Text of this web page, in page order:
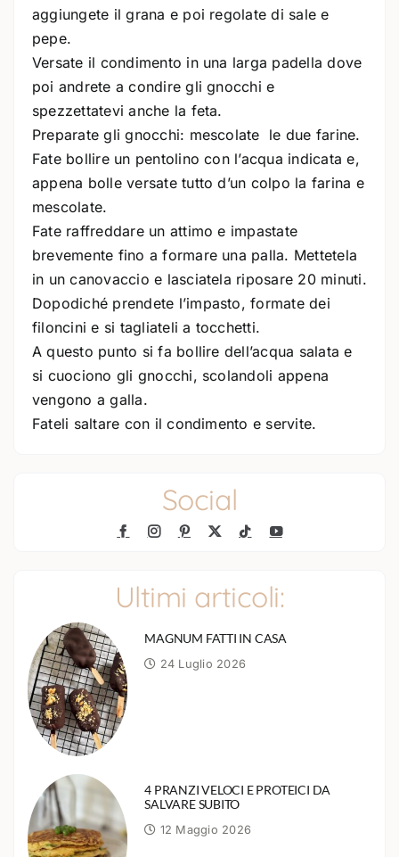
aggiungete il grana e poi regolate di sale e
pepe.
Versate il condimento in una larga padella dove
poi andrete a condire gli gnocchi e
spezzettatevi anche la feta.
Preparate gli gnocchi: mescolate le due farine.
Fate bollire un pentolino con l’acqua indicata e,
appena bolle versate tutto d’un colpo la farina e
mescolate.
Fate raffreddare un attimo e impastate
brevemente fino a formare una palla. Mettetela
in un canovaccio e lasciatela riposare 20 minuti.
Dopodiché prendete l’impasto, formate dei
filoncini e si tagliateli a tocchetti.
A questo punto si fa bollire dell’acqua salata e
si cuociono gli gnocchi, scolandoli appena
vengono a galla.
Fateli saltare con il condimento e servite.
Social
Ultimi articoli:
MAGNUM FATTI IN CASA
24 Luglio 2026
4 PRANZI VELOCI E PROTEICI DA
SALVARE SUBITO
12 Maggio 2026